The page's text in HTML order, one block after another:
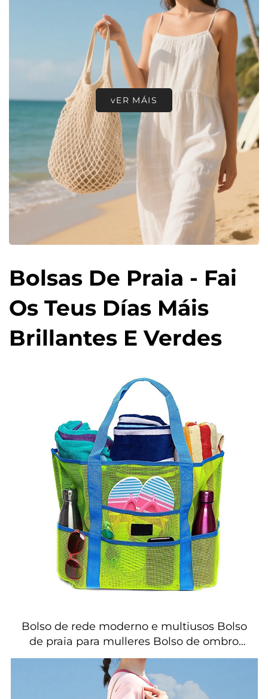
vER MÁIS
Bolsas De Praia - Fai
Os Teus Días Máis
Brillantes E Verdes
Bolso de rede moderno e multiusos Bolso
de praia para mulleres Bolso de ombro
Bolso de praia